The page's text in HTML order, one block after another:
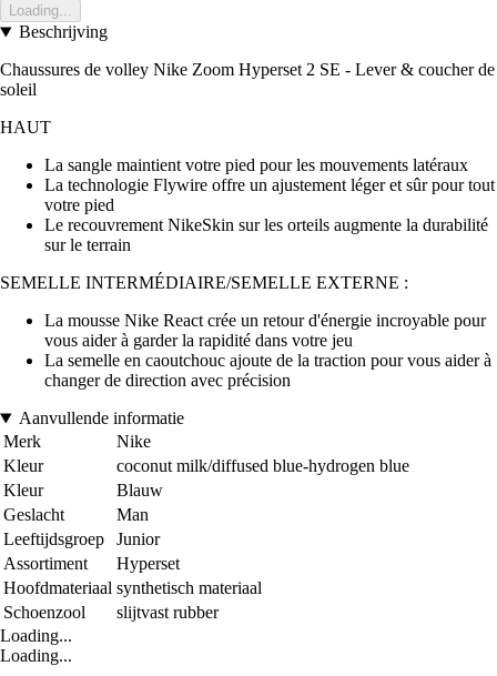
Loading...
Beschrijving
Chaussures de volley Nike Zoom Hyperset 2 SE - Lever & coucher de
soleil
HAUT
La sangle maintient votre pied pour les mouvements latéraux
La technologie Flywire offre un ajustement léger et sûr pour tout
votre pied
Le recouvrement NikeSkin sur les orteils augmente la durabilité
sur le terrain
SEMELLE INTERMÉDIAIRE/SEMELLE EXTERNE :
La mousse Nike React crée un retour d'énergie incroyable pour
vous aider à garder la rapidité dans votre jeu
La semelle en caoutchouc ajoute de la traction pour vous aider à
changer de direction avec précision
Aanvullende informatie
Merk
Nike
Kleur
coconut milk/diffused blue-hydrogen blue
Kleur
Blauw
Geslacht
Man
Leeftijdsgroep
Junior
Assortiment
Hyperset
Hoofdmateriaal synthetisch materiaal
Schoenzool
slijtvast rubber
Loading...
Loading...